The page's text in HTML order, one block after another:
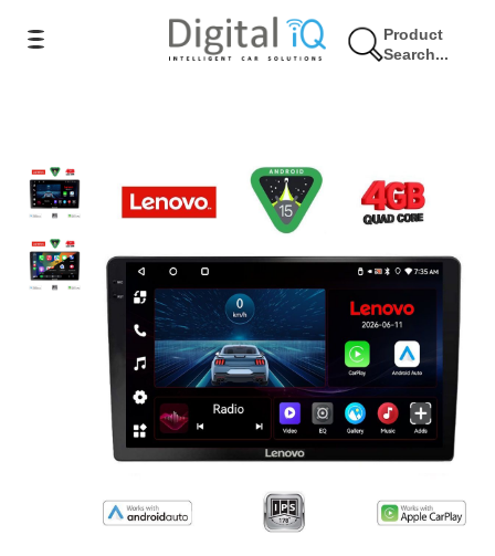
Product
Search...
9% Έκπτωση